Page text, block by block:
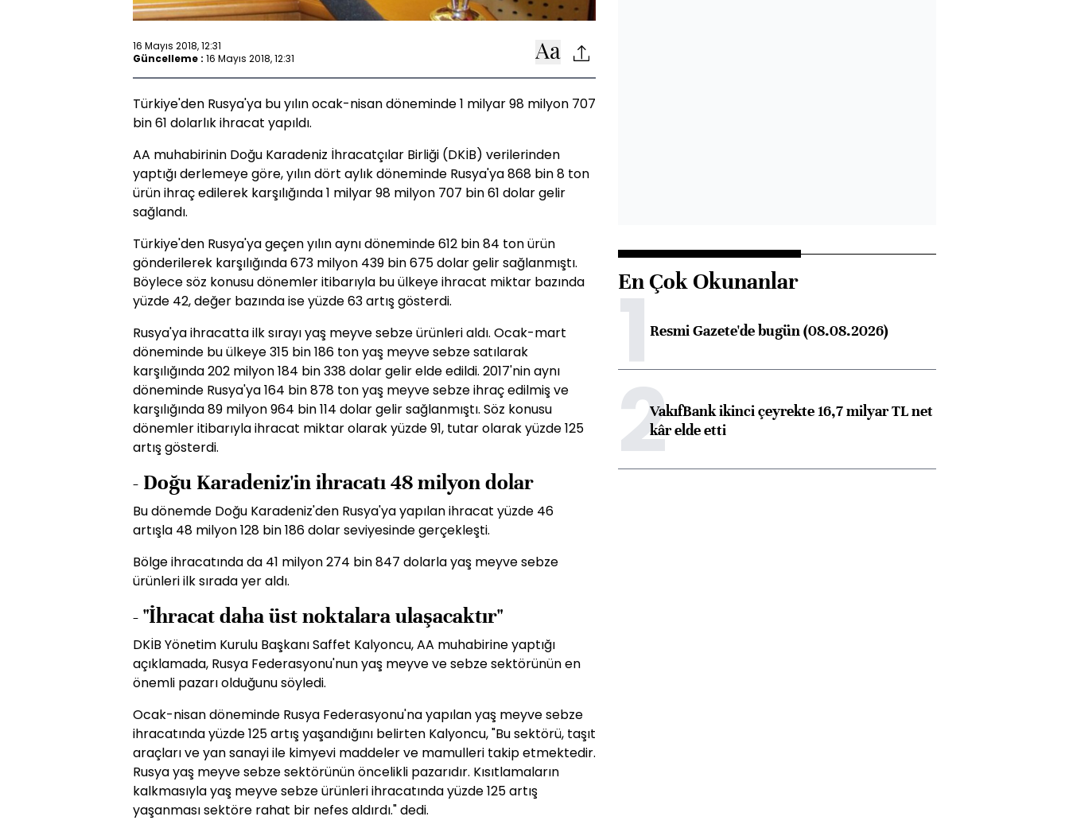
16 Mayıs 2018, 12:31
Güncelleme : 16 Mayıs 2018, 12:31
Türkiye'den Rusya'ya bu yılın ocak-nisan döneminde 1 milyar 98 milyon 707
bin 61 dolarlık ihracat yapıldı.
AA muhabirinin Doğu Karadeniz İhracatçılar Birliği (DKİB) verilerinden
yaptığı derlemeye göre, yılın dört aylık döneminde Rusya'ya 868 bin 8 ton
ürün ihraç edilerek karşılığında 1 milyar 98 milyon 707 bin 61 dolar gelir
sağlandı.
Türkiye'den Rusya'ya geçen yılın aynı döneminde 612 bin 84 ton ürün
gönderilerek karşılığında 673 milyon 439 bin 675 dolar gelir sağlanmıştı.
Böylece söz konusu dönemler itibarıyla bu ülkeye ihracat miktar bazında
yüzde 42, değer bazında ise yüzde 63 artış gösterdi.
Rusya'ya ihracatta ilk sırayı yaş meyve sebze ürünleri aldı. Ocak-mart
döneminde bu ülkeye 315 bin 186 ton yaş meyve sebze satılarak
karşılığında 202 milyon 184 bin 338 dolar gelir elde edildi. 2017'nin aynı
döneminde Rusya'ya 164 bin 878 ton yaş meyve sebze ihraç edilmiş ve
karşılığında 89 milyon 964 bin 114 dolar gelir sağlanmıştı. Söz konusu
dönemler itibarıyla ihracat miktar olarak yüzde 91, tutar olarak yüzde 125
artış gösterdi.
- Doğu Karadeniz'in ihracatı 48 milyon dolar
Bu dönemde Doğu Karadeniz'den Rusya'ya yapılan ihracat yüzde 46
artışla 48 milyon 128 bin 186 dolar seviyesinde gerçekleşti.
Bölge ihracatında da 41 milyon 274 bin 847 dolarla yaş meyve sebze
ürünleri ilk sırada yer aldı.
- "İhracat daha üst noktalara ulaşacaktır"
DKİB Yönetim Kurulu Başkanı Saffet Kalyoncu, AA muhabirine yaptığı
açıklamada, Rusya Federasyonu'nun yaş meyve ve sebze sektörünün en
önemli pazarı olduğunu söyledi.
Ocak-nisan döneminde Rusya Federasyonu'na yapılan yaş meyve sebze
ihracatında yüzde 125 artış yaşandığını belirten Kalyoncu, "Bu sektörü, taşıt
araçları ve yan sanayi ile kimyevi maddeler ve mamulleri takip etmektedir.
Rusya yaş meyve sebze sektörünün öncelikli pazarıdır. Kısıtlamaların
kalkmasıyla yaş meyve sebze ürünleri ihracatında yüzde 125 artış
yaşanması sektöre rahat bir nefes aldırdı." dedi.
En Çok Okunanlar
1Resmi Gazete'de bugün (08.08.2026)
2VakıfBank ikinci çeyrekte 16,7 milyar TL net
kâr elde etti